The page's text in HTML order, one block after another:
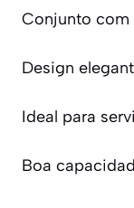
Conjunto com
Design
Ideal para
Boa